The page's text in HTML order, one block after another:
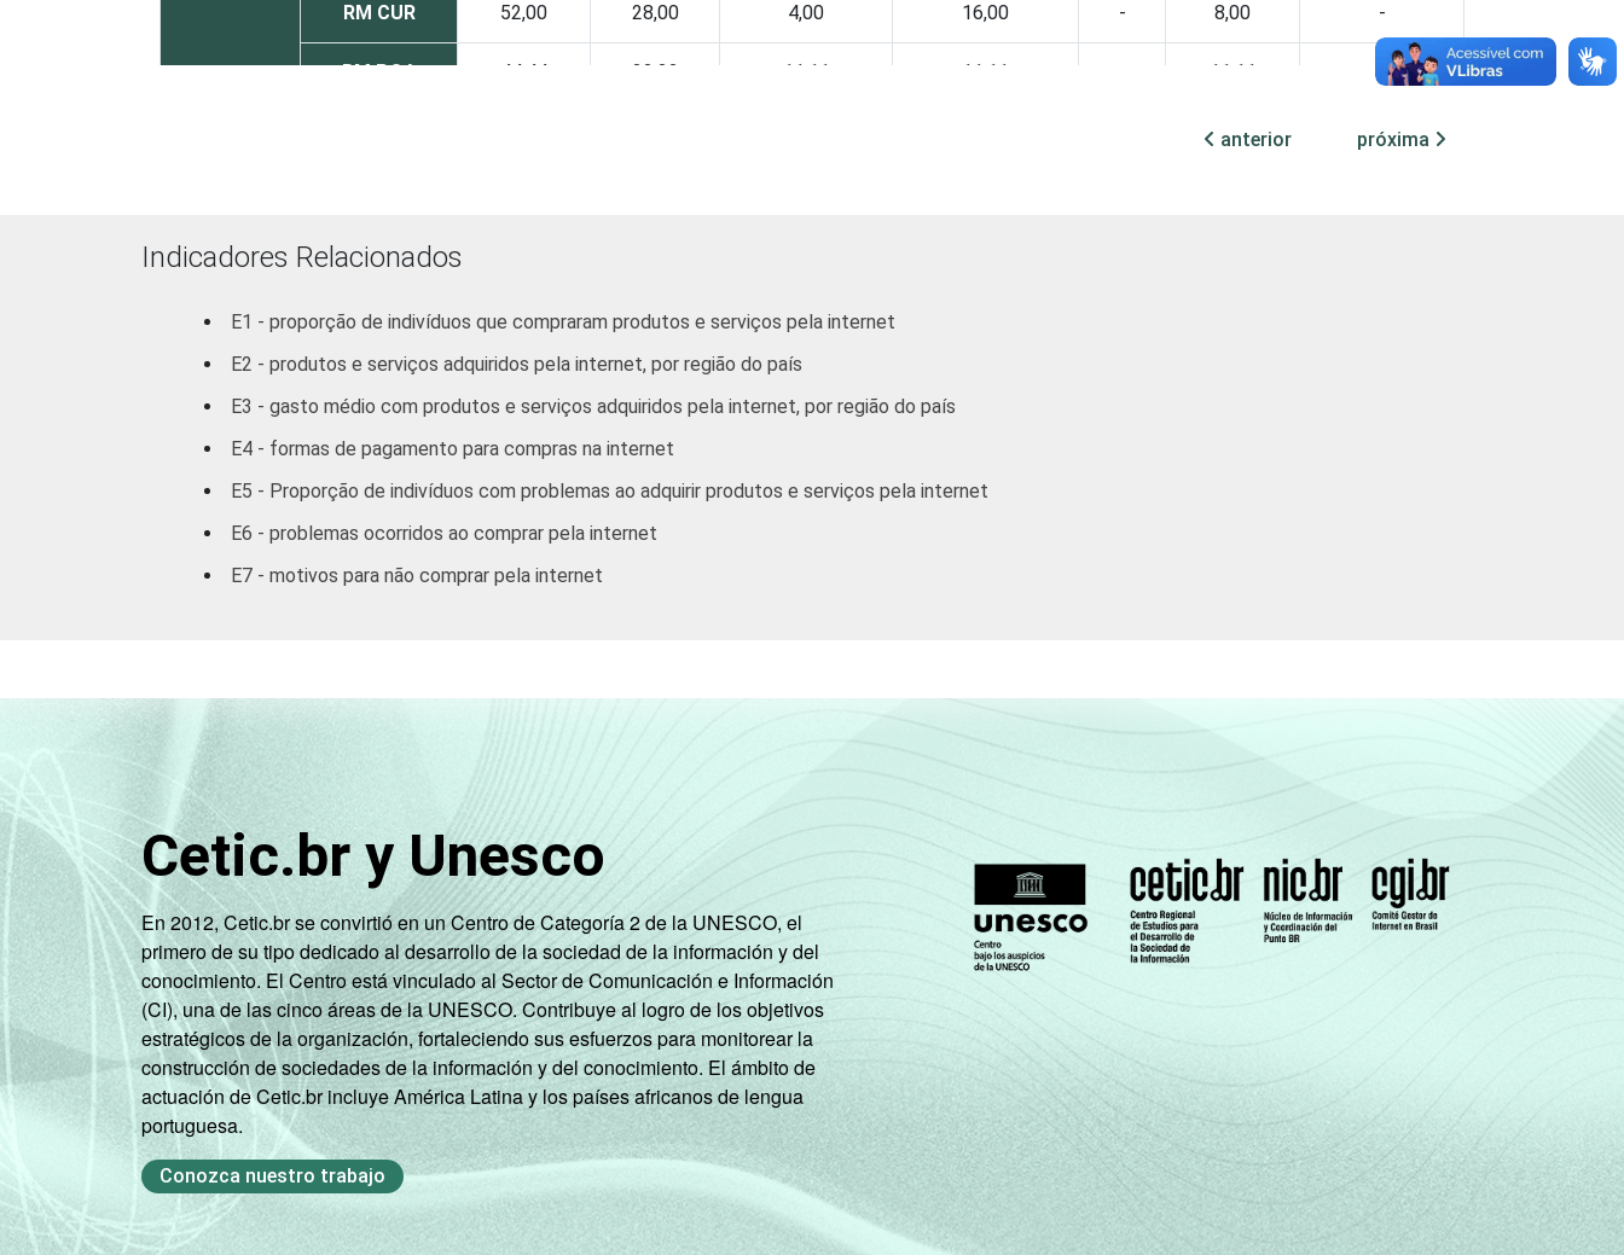
RM CUR 52,00 28,00 4,00 16,00 - 8,00 -
RM POA 44,44 22,22 11,11 11,11 11,11
7,51 -
Outras CO
RENDA
FAMILIAR
ATÉ R$300
R$301-R$500 22,56 9,16 5,06
R$1000
39,23 37,25
R$1800
35,33 42,84
Fundamental
1
completo
35,13 13,19 29,74 - -
Fundamental
2
incompleto
- 61,19 20,97
Fundamental
2
completo
52,44 27,08 9,11 7,01 3,49
Médio
incompleto
36,10 30,89 15,13 15,85 1,62 1,53
anterior próxima
Indicadores Relacionados
E1 - proporção de indivíduos que compraram produtos e serviços pela internet
E2 - produtos e serviços adquiridos pela internet, por região do país
E3 - gasto médio com produtos e serviços adquiridos pela internet, por região do país
E4 - formas de pagamento para compras na internet
E5 - Proporção de indivíduos com problemas ao adquirir produtos e serviços pela internet
E6 - problemas ocorridos ao comprar pela internet
E7 - motivos para não comprar pela internet
Cetic.br y Unesco
En 2012, Cetic.br se convirtió en un Centro de Categoría 2 de la UNESCO, el
primero de su tipo dedicado al desarrollo de la sociedad de la información y del
conocimiento. El Centro está vinculado al Sector de Comunicación e Información
(CI), una de las cinco áreas de la UNESCO. Contribuye al logro de los objetivos
estratégicos de la organización, fortaleciendo sus esfuerzos para monitorear la
construcción de sociedades de la información y del conocimiento. El ámbito de
actuación de Cetic.br incluye América Latina y los países africanos de lengua
portuguesa.
Conozca nuestro trabajo